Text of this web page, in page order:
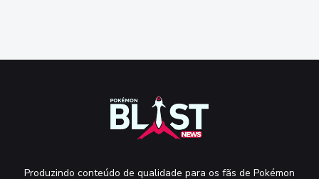
Produzindo conteúdo de qualidade para os fãs de Pokémon